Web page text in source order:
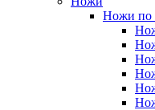
Ножи по